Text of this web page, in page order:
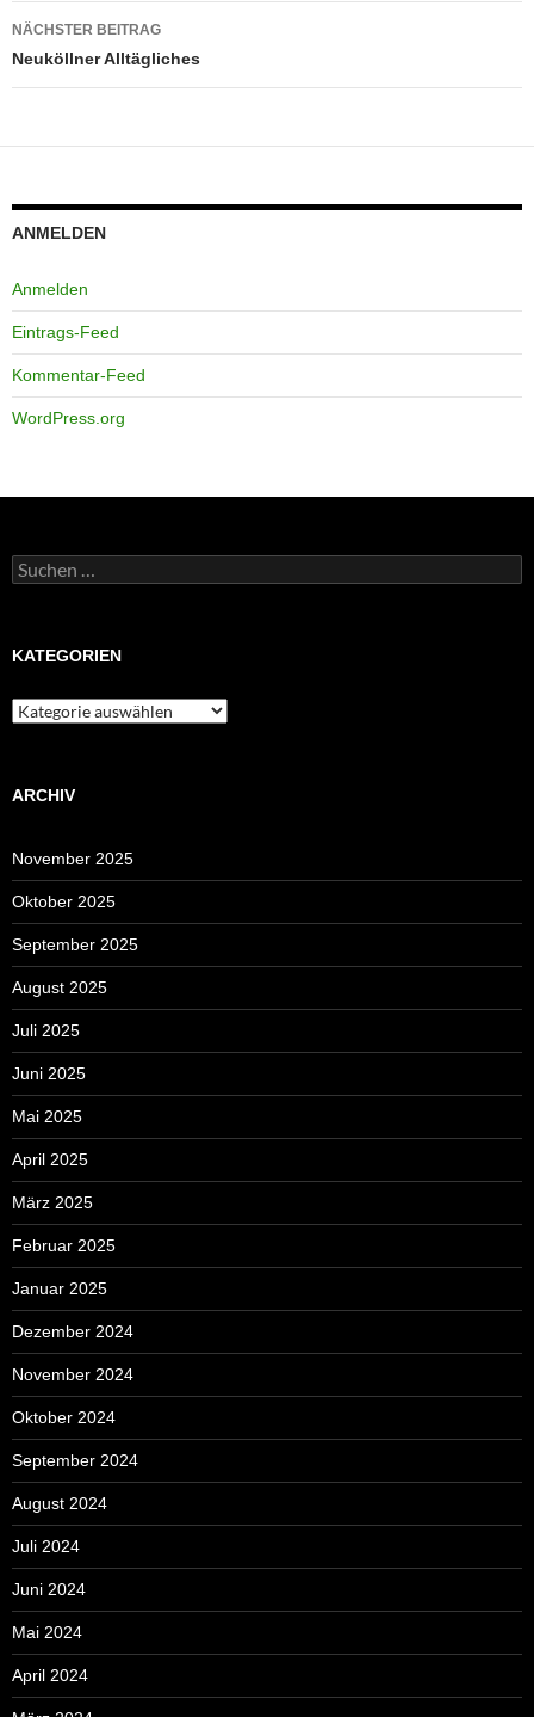
NÄCHSTER BEITRAG
Neuköllner Alltägliches
ANMELDEN
Anmelden
Eintrags-Feed
Kommentar-Feed
WordPress.org
Suchen
nach:
KATEGORIEN
Kategorien
ARCHIV
November 2025
Oktober 2025
September 2025
August 2025
Juli 2025
Juni 2025
Mai 2025
April 2025
März 2025
Februar 2025
Januar 2025
Dezember 2024
November 2024
Oktober 2024
September 2024
August 2024
Juli 2024
Juni 2024
Mai 2024
April 2024